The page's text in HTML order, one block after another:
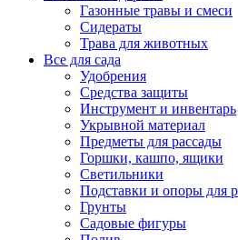
Газонные травы и смеси
Сидераты
Трава для животных
Все для сада
Удобрения
Средства защиты
Инструмент и инвентарь
Укрывной материал
Предметы для рассады
Горшки, кашпо, ящики
Светильники
Подставки и опоры для
Грунты
Садовые фигуры